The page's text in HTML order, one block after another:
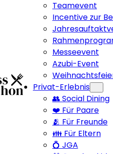
Teamevent
Incentive zur
Messeevent
Azubi-Event
Privat-Erlebnis
👥 Social Dining
❤️ Für Paare
🫂 Für Freunde
👪 Für Eltern
💍 JGA